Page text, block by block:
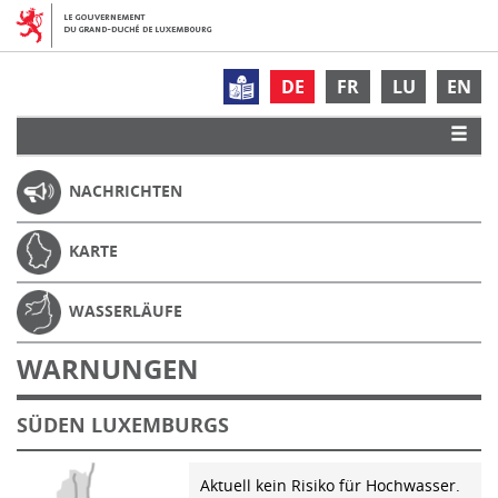
DE FR LU EN
NACHRICHTEN
KARTE
WASSERLÄUFE
WARNUNGEN
SÜDEN LUXEMBURGS
Aktuell kein Risiko für Hochwasser.